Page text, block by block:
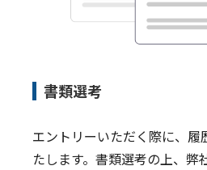
書類選考
エントリーいただく際に、履
たします。書類選考の上、弊